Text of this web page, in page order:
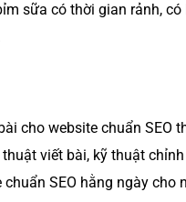
sữa có thời gian rảnh,
cho website chuẩn SEO
viết bài, kỹ thuật
SEO hằng ngày cho